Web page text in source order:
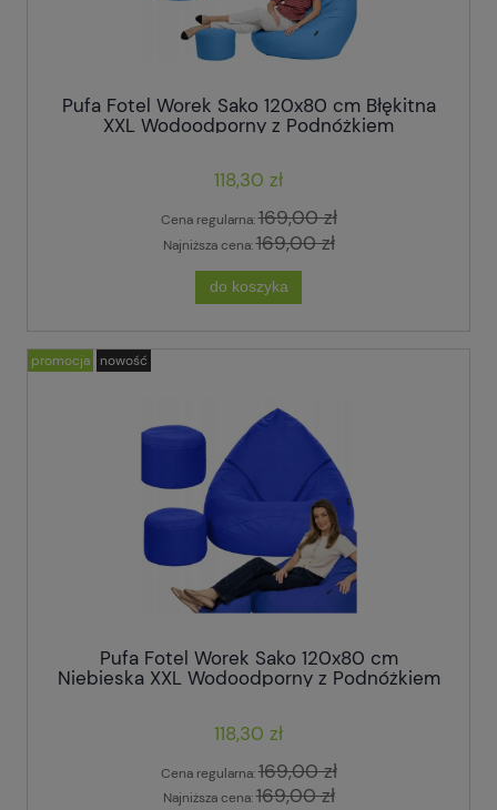
Pufa Fotel Worek Sako 120x80 cm Błękitna
XXL Wodoodporny z Podnóżkiem
118,30 zł
Cena regularna:169,00 zł
Najniższa cena:169,00 zł
do koszyka
Pufa Fotel Worek Sako 120x80 cm
Niebieska XXL Wodoodporny z Podnóżkiem
118,30 zł
Cena regularna:169,00 zł
Najniższa cena:169,00 zł
promocja nowość